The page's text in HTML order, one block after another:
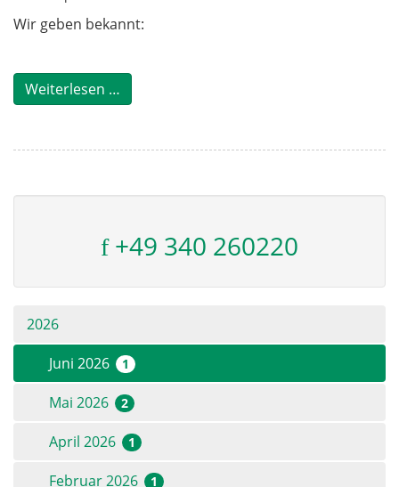
Wir geben bekannt:
Weiterlesen …
+49 340 260220
2026
Juni 2026
1
Mai 2026 2
April 2026 1
Februar 2026 1